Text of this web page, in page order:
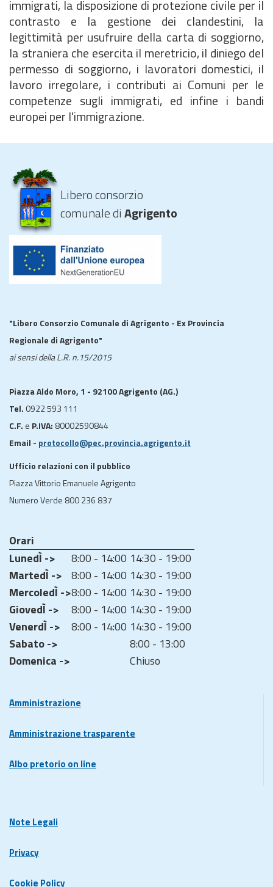
immigrati, la disposizione di protezione civile per il
contrasto e la gestione dei clandestini, la
legittimità per usufruire della carta di soggiorno,
la straniera che esercita il meretricio, il diniego del
permesso di soggiorno, i lavoratori domestici, il
lavoro irregolare, i contributi ai Comuni per le
competenze sugli immigrati, ed infine i bandi
europei per l'immigrazione.
Libero consorzio
comunale diAgrigento
"Libero Consorzio Comunale di Agrigento - Ex Provincia
Regionale di Agrigento"
ai sensi della L.R. n.15/2015
Piazza Aldo Moro, 1 - 92100 Agrigento (AG.)
Tel. 0922 593 111
C.F. e P.IVA: 80002590844
Email - protocollo@pec.provincia.agrigento.it
Ufficio relazioni con il pubblico
Piazza Vittorio Emanuele Agrigento
Numero Verde 800 236 837
Orari
LunedÌ ->
8:00 - 14:00 14:30 - 19:00
MartedÌ -> 8:00 - 14:00 14:30 - 19:00
MercoledÌ ->8:00 - 14:00 14:30 - 19:00
GiovedÌ ->
8:00 - 14:00 14:30 - 19:00
VenerdÌ ->
8:00 - 14:00 14:30 - 19:00
Sabato ->
8:00 - 13:00
Domenica ->
Chiuso
Amministrazione
Amministrazione trasparente
Albo pretorio on line
Note Legali
Privacy
Cookie Policy